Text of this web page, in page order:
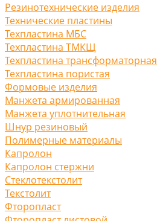
Резинотехнические изделия
Технические пластины
Техпластина МБС
Техпластина ТМКЩ
Техпластина трансформаторная
Техпластина пористая
Формовые изделия
Манжета армированная
Манжета уплотнительная
Шнур резиновый
Полимерные материалы
Капролон
Капролон стержни
Стеклотекстолит
Текстолит
Фторопласт